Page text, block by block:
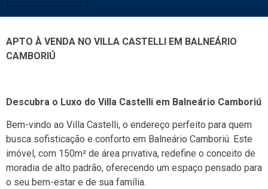
APTO À VENDA NO VILLA CASTELLI EM BALNEÁRIO
CAMBORIÚ
Descubra o Luxo do Villa Castelli em Balneário Camboriú
Bem-vindo ao Villa Castelli, o endereço perfeito para quem
busca sofisticação e conforto em Balneário Camboriú. Este
imóvel, com 150m² de área privativa, redefine o conceito de
moradia de alto padrão, oferecendo um espaço pensado para
o seu bem-estar e de sua família.